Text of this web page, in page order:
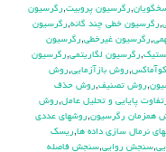
,رگرسيون پروبيت,رگرسيون
,رگرسيون خطي چند گانه,رگرسيون
,رگرسيون غيرخطي,رگرسيون
,رگرسيون لگاريتمي,رگرسيون
,روش بازآزمايي,روش
,روش تصنيف,روش حذف
پايايي و تحليل عامل,روش
همزمان رگرسيون,روشهاي عددي
نرمال سازي داده ها,ريسك
,سنجش روايي,سنجش فاصله